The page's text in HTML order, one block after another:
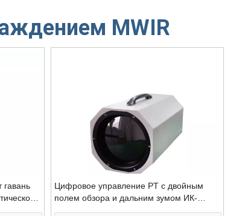
MWIR
гавань
Цифровое управление PT с двойным
полем обзора и дальним зумом ИК-
тепловизионная камера для поиска и